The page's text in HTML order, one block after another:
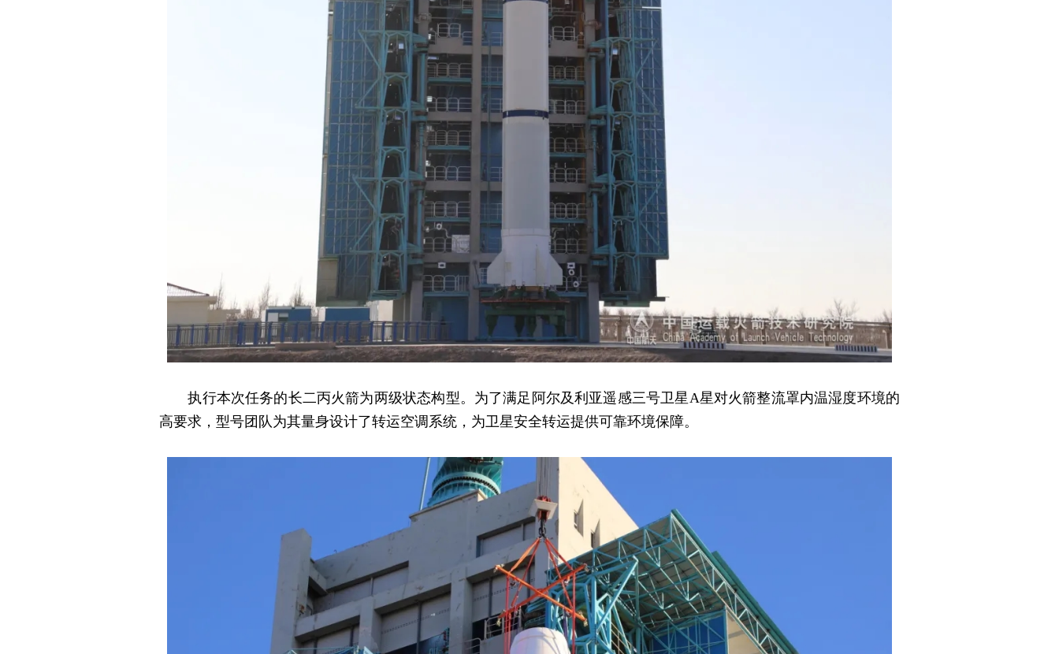
执行本次任务的长二丙火箭为两级状态构型。为了满足阿尔及利亚遥感三号卫星A星对火箭整流罩内温湿度环境的
高要求，型号团队为其量身设计了转运空调系统，为卫星安全转运提供可靠环境保障。